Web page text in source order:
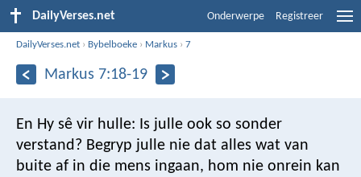
DailyVerses.net Onderwerpe Registreer
DailyVerses.net › Bybelboeke › Markus ›7
Markus 7:18-19
En Hy sê vir hulle: Is julle ook so sonder
verstand? Begryp julle nie dat alles wat van
buite af in die mens ingaan, hom nie onrein kan